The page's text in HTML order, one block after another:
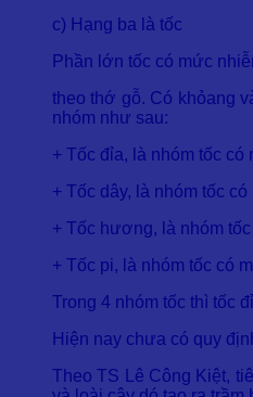
c) Hạng ba là tốc
Phần lớn tốc có mức
theo thớ gỗ. Có khỏang
nhóm như sau:
+ Tốc đỉa, là nhóm tốc
+ Tốc dây, là nhóm tốc
+ Tốc hương, là nhóm
+ Tốc pi, là nhóm tốc có
Trong 4 nhóm tốc thì tốc
Hiện nay chưa có quy
Theo TS Lê Công Kiệt,